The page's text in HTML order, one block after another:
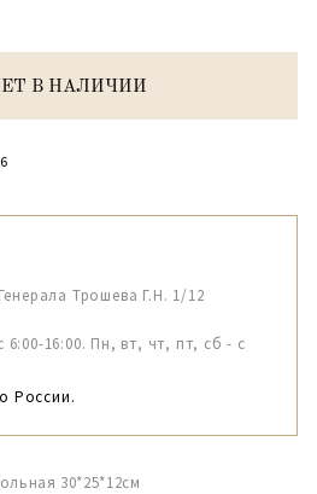
В НАЛИЧИИ
Трошева Г.Н. 1/12
6:00-16:00. Пн, вт, чт, пт, сб - с
России.
30*25*12см